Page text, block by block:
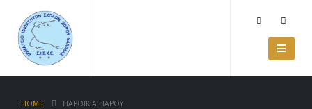
HOME ΠΑΡΟΙΚΙΑ ΠΑΡΟΥ